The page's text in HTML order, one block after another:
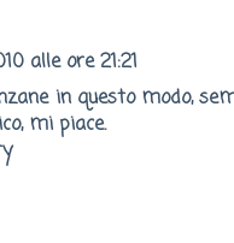
alle ore 21:21
in questo modo,
mi piace.